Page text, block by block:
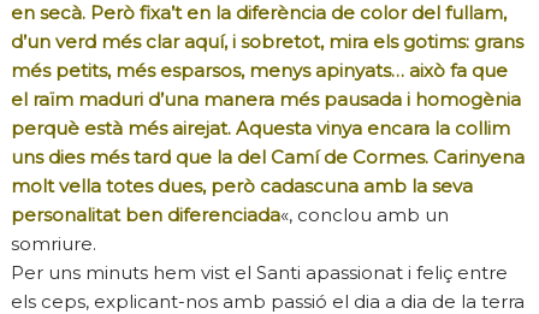
en secà. Però fixa’t en la diferència de color del fullam,
d’un verd més clar aquí, i sobretot, mira els gotims: grans
més petits, més esparsos, menys apinyats… això fa que
el raïm maduri d’una manera més pausada i homogènia
perquè està més airejat. Aquesta vinya encara la collim
uns dies més tard que la del Camí de Cormes. Carinyena
molt vella totes dues, però cadascuna amb la seva
personalitat ben diferenciada«, conclou amb un
somriure.
Per uns minuts hem vist el Santi apassionat i feliç entre
els ceps, explicant-nos amb passió el dia a dia de la terra